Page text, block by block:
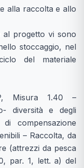
alla raccolta e allo
progetto vi sono
stoccaggio, nel
del materiale
Misura 1.40 –
diversità e degli
compensazione
– Raccolta, da
(attrezzi da pesca
par. 1, lett. a) del